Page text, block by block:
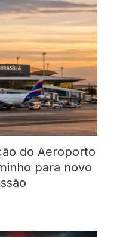
do Aeroporto
para novo